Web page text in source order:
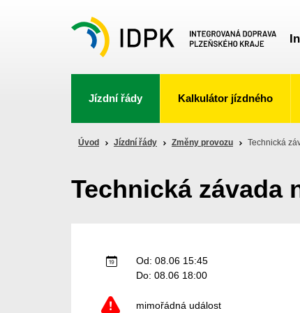
Jízdní řády Kalkulátor jízdného
Úvod Jízdní řády Změny provozu Technická
Technická závada
Od: 08.06 15:45
Do: 08.06 18:00
mimořádná událost